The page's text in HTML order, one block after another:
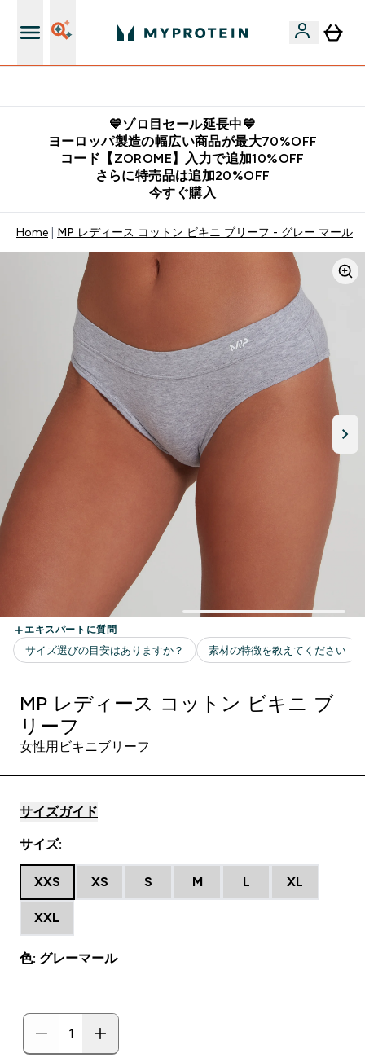
💙ゾロ目セール延長中💙
ヨーロッパ製造の幅広い商品が最大70%OFF
コード【ZOROME】入力で追加10%OFF
さらに特売品は追加20%OFF
今すぐ購入
Home MP レディース コットン ビキニ ブリーフ - グレー マール
MP レディース コットン ビキニ ブ
リーフ
女性用ビキニブリーフ
サイズガイド
サイズ:
XXS XS S M L XL
XXL
色: グレーマール